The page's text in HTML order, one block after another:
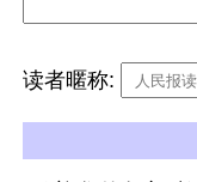
读者暱称: